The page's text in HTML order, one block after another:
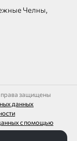
Челны,
права защищены
данных
с помощью